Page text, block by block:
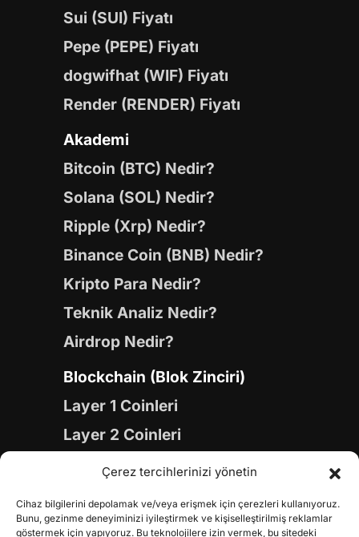
Çerez tercihlerinizi yönetin
Cihaz bilgilerini depolamak ve/veya erişmek için çerezleri kullanıyoruz.
Bunu, gezinme deneyiminizi iyileştirmek ve kişiselleştirilmiş reklamlar
göstermek için yapıyoruz. Bu teknolojilere izin vermek, bu sitedeki
Sui (SUI) Fiyatı
Pepe (PEPE) Fiyatı
dogwifhat (WIF) Fiyatı
Render (RENDER) Fiyatı
Akademi
Bitcoin (BTC) Nedir?
Solana (SOL) Nedir?
Ripple (Xrp) Nedir?
Binance Coin (BNB) Nedir?
Kripto Para Nedir?
Teknik Analiz Nedir?
Airdrop Nedir?
Blockchain (Blok Zinciri)
Layer 1 Coinleri
Layer 2 Coinleri
Yapay Zeka (AI) Coinleri
Gaming Coinleri